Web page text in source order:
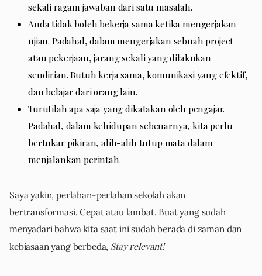
sekali ragam jawaban dari satu masalah.
Anda tidak boleh bekerja sama ketika mengerjakan
ujian. Padahal, dalam mengerjakan sebuah project
atau pekerjaan, jarang sekali yang dilakukan
sendirian. Butuh kerja sama, komunikasi yang efektif,
dan belajar dari orang lain.
Turutilah apa saja yang dikatakan oleh pengajar.
Padahal, dalam kehidupan sebenarnya, kita perlu
bertukar pikiran, alih-alih tutup mata dalam
menjalankan perintah.
Saya yakin, perlahan-perlahan sekolah akan
bertransformasi. Cepat atau lambat. Buat yang sudah
menyadari bahwa kita saat ini sudah berada di zaman dan
kebiasaan yang berbeda, Stay relevant!